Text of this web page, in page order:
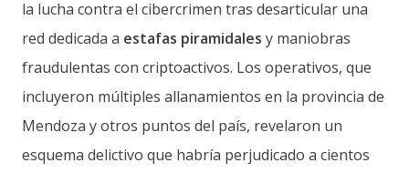
la lucha contra el cibercrimen tras desarticular una
red dedicada a estafas piramidales y maniobras
fraudulentas con criptoactivos. Los operativos, que
incluyeron múltiples allanamientos en la provincia de
Mendoza y otros puntos del país, revelaron un
esquema delictivo que habría perjudicado a cientos